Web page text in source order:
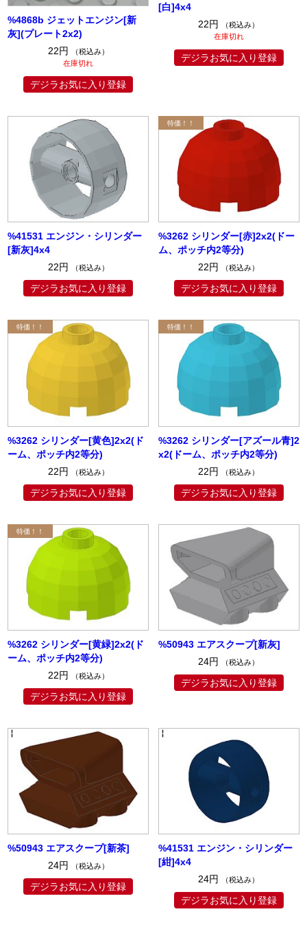
%4868b ジェットエンジン[新
灰](プレート2x2)
22円
（税込み）
在庫切れ
デジラお気に入り登録
[白]4x4
22円
（税込み）
在庫切れ
デジラお気に入り登録
%41531 エンジン・シリンダー
[新灰]4x4
22円
（税込み）
デジラお気に入り登録
%3262 シリンダー[赤]2x2(ドー
ム、ポッチ内2等分)
22円
（税込み）
デジラお気に入り登録
%3262 シリンダー[黄色]2x2(ド
ーム、ポッチ内2等分)
22円
（税込み）
デジラお気に入り登録
%3262 シリンダー[アズール青]2
x2(ドーム、ポッチ内2等分)
22円
（税込み）
デジラお気に入り登録
%3262 シリンダー[黄緑]2x2(ド
ーム、ポッチ内2等分)
22円
（税込み）
デジラお気に入り登録
%50943 エアスクープ[新灰]
24円
（税込み）
デジラお気に入り登録
%50943 エアスクープ[新茶]
24円
（税込み）
デジラお気に入り登録
%41531 エンジン・シリンダー
[紺]4x4
24円
（税込み）
デジラお気に入り登録